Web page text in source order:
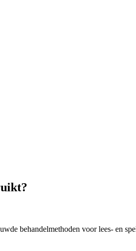
behandelmethoden voor lees- en